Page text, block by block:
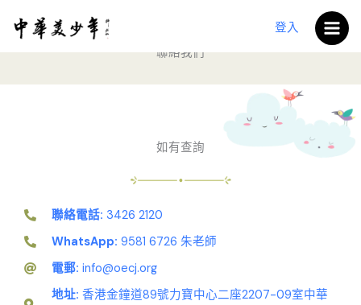
內
登入
聯絡我們
如有查詢
聯絡電話: 3426 2120
WhatsApp: 9581 6726 朱老師
電郵: info@oecj.org
地址: 香港金鐘道89號力寶中心二座2207-09室中華